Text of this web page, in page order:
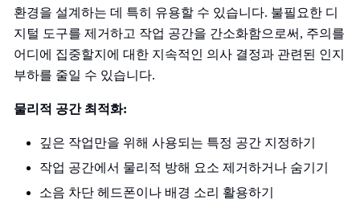
환경을 설계하는 데 특히 유용할 수 있습니다. 불필요한 디
지털 도구를 제거하고 작업 공간을 간소화함으로써, 주의를
어디에 집중할지에 대한 지속적인 의사 결정과 관련된 인지
부하를 줄일 수 있습니다.
물리적 공간 최적화:
깊은 작업만을 위해 사용되는 특정 공간 지정하기
작업 공간에서 물리적 방해 요소 제거하거나 숨기기
소음 차단 헤드폰이나 배경 소리 활용하기